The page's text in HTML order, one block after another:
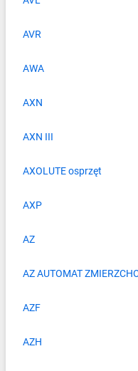
AVR
AWA
AXN
AXN III
AXOLUTE osprzęt
AXP
AZ
AZ AUTOMAT
AZF
AZH